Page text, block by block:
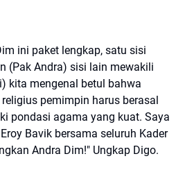
ini paket lengkap, satu sisi
(Pak Andra) sisi lain mewakili
kita mengenal betul bahwa
pemimpin harus berasal
pondasi agama yang kuat. Saya
Bavik bersama seluruh Kader
Andra Dim!" Ungkap Digo.